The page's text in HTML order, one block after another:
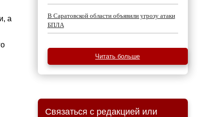
а
В Саратовской области объявили угрозу атаки
БПЛА
Читать больше
Связаться с редакцией или